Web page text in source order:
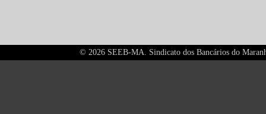
© 2026 SEEB-MA. Sindicato dos Bancários do